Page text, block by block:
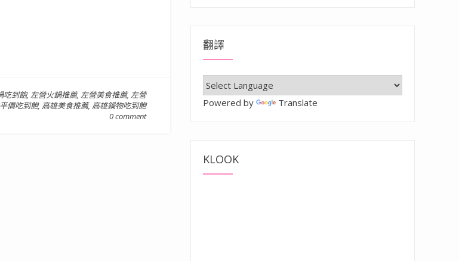
新推出！壽喜燒吃到飽免服務費，7種肉品/5種湯底/多種蔬菜/飲品/冰品任你吃：小林食堂 南屏店”
吃到飽, 左營火鍋推薦, 左營美食推薦, 左營
價吃到飽, 高雄美食推薦, 高雄鍋物吃到飽
0 comment
翻譯
Powered by Translate
KLOOK